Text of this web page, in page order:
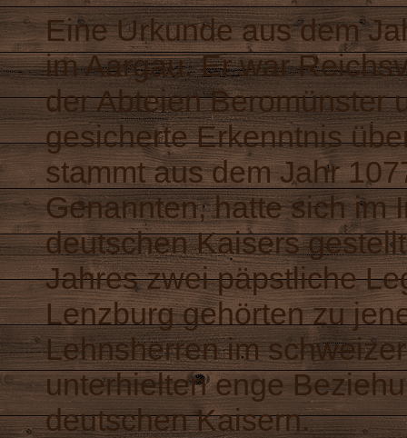
Eine Urkunde aus dem
im Aargau. Er war
der Abteien Beromünster
gesicherte Erkenntnis
stammt aus dem Jahr
Genannten, hatte sich im
deutschen Kaisers
Jahres zwei päpstliche
Lenzburg gehörten zu
Lehnsherren im
unterhielten enge
deutschen Kaisern.